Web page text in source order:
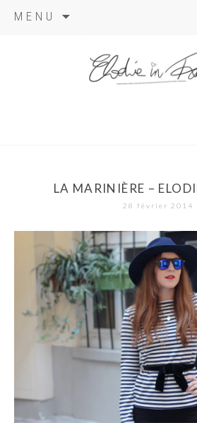
MENU
LA MARINIÈRE –
28 février 2014